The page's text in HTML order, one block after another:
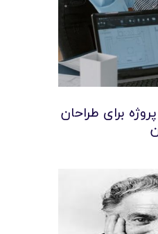
برای طراحان